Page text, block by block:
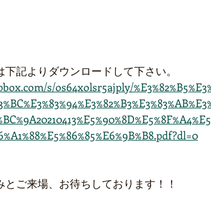
記よりダウンロードして下さい。
s/os64xolsr5ajply/
とご来場、お待ちしております！！